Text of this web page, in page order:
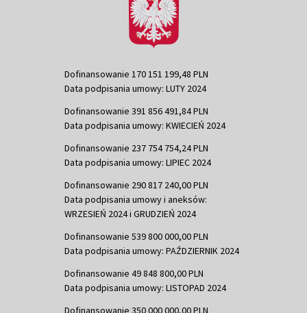
Dofinansowanie 170 151 199,48 PLN
Data podpisania umowy: LUTY 2024
Dofinansowanie 391 856 491,84 PLN
Data podpisania umowy: KWIECIEŃ 2024
Dofinansowanie 237 754 754,24 PLN
Data podpisania umowy: LIPIEC 2024
Dofinansowanie 290 817 240,00 PLN
Data podpisania umowy i aneksów:
WRZESIEŃ 2024 i GRUDZIEŃ 2024
Dofinansowanie 539 800 000,00 PLN
Data podpisania umowy: PAŹDZIERNIK 2024
Dofinansowanie 49 848 800,00 PLN
Data podpisania umowy: LISTOPAD 2024
Dofinansowanie 350 000 000,00 PLN